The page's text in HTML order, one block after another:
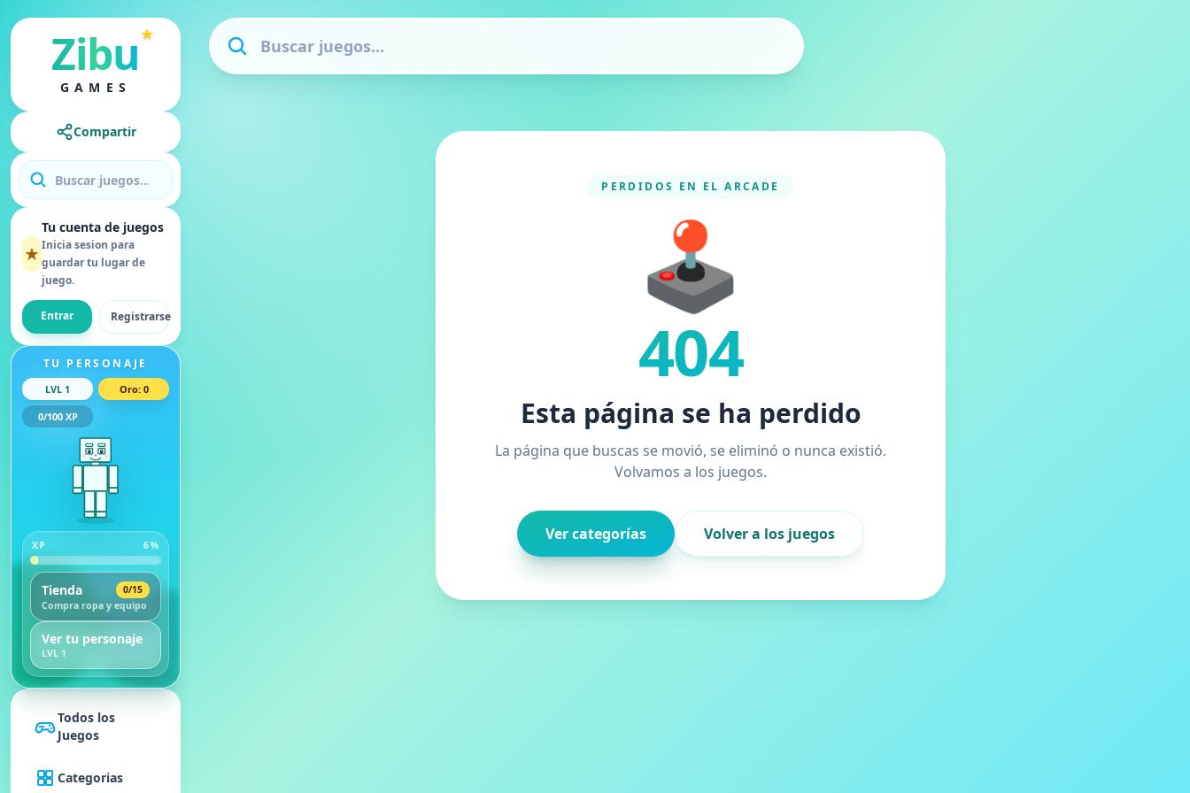
★
Zibu
GAMES
Compartir
★
Tu cuenta de juegos
Inicia sesion para
guardar tu lugar de
juego.
Entrar Registrarse
TU PERSONAJE
LVL 1 Oro: 0
0/100 XP
XP 6%
Tienda 0/15
Compra ropa y equipo
Ver tu personaje
LVL 1
Todos los
Juegos
Categorias
PERDIDOS EN EL ARCADE
🕹️
404
Esta página se ha perdido
La página que buscas se movió, se eliminó o nunca existió.
Volvamos a los juegos.
Ver categorías Volver a los juegos